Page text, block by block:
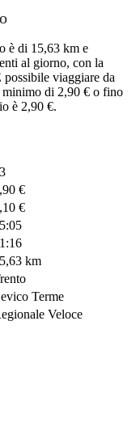
è di 15,63 km e
al giorno, con la
viaggiare da
minimo di 2,90 € o fino
è 2,90 €.
€
€
km
Terme
Veloce
OpenStreetMapcontributors